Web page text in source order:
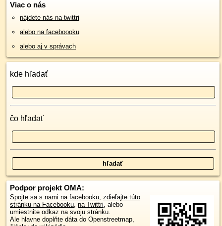
Viac o nás
nájdete nás na twittri
alebo na faceboooku
alebo aj v správach
kde hľadať
čo hľadať
Podpor projekt OMA:
Spojte sa s nami na facebooku, zdieľajte túto
stránku na Facebooku, na Twittri, alebo
umiestnite odkaz na svoju stránku.
Ale hlavne doplňte dáta do Openstreetmap,